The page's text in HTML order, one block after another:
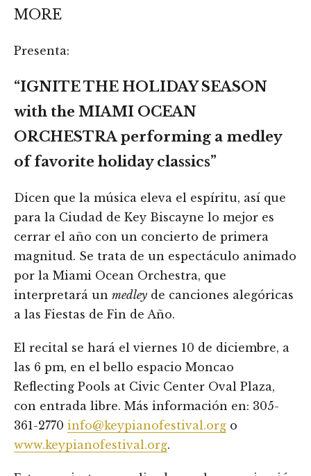
MORE
Presenta:
“IGNITE THE HOLIDAY SEASON
with the MIAMI OCEAN
ORCHESTRA performing a medley
of favorite holiday classics”
Dicen que la música eleva el espíritu, así que
para la Ciudad de Key Biscayne lo mejor es
cerrar el año con un concierto de primera
magnitud. Se trata de un espectáculo animado
por la Miami Ocean Orchestra, que
interpretará un medley de canciones alegóricas
a las Fiestas de Fin de Año.
El recital se hará el viernes 10 de diciembre, a
las 6 pm, en el bello espacio Moncao
Reflecting Pools at Civic Center Oval Plaza,
con entrada libre. Más información en: 305-
361-2770 info@keypianofestival.org o
www.keypianofestival.org.